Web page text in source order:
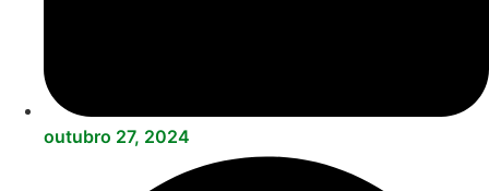
outubro 27, 2024